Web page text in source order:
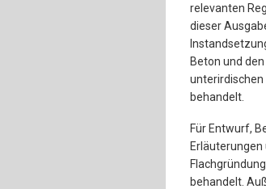
relevanten
dieser
Beton und
behandelt.
Für Entwurf,
behandelt.